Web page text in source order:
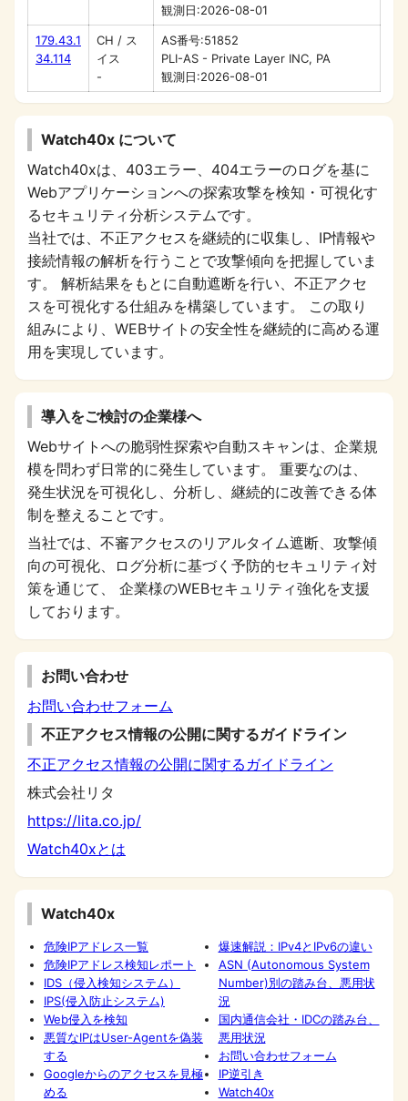
観測日:2026-08-01
179.43.1
34.114
CH / ス
イス
-
AS番号:51852
PLI-AS - Private Layer INC, PA
観測日:2026-08-01
Watch40x について
Watch40xは、403エラー、404エラーのログを基に
Webアプリケーションへの探索攻撃を検知・可視化す
るセキュリティ分析システムです。
当社では、不正アクセスを継続的に収集し、IP情報や
接続情報の解析を行うことで攻撃傾向を把握していま
す。 解析結果をもとに自動遮断を行い、不正アクセ
スを可視化する仕組みを構築しています。 この取り
組みにより、WEBサイトの安全性を継続的に高める運
用を実現しています。
導入をご検討の企業様へ
Webサイトへの脆弱性探索や自動スキャンは、企業規
模を問わず日常的に発生しています。 重要なのは、
発生状況を可視化し、分析し、継続的に改善できる体
制を整えることです。
当社では、不審アクセスのリアルタイム遮断、攻撃傾
向の可視化、ログ分析に基づく予防的セキュリティ対
策を通じて、 企業様のWEBセキュリティ強化を支援
しております。
お問い合わせ
お問い合わせフォーム
不正アクセス情報の公開に関するガイドライン
不正アクセス情報の公開に関するガイドライン
株式会社リタ
https://lita.co.jp/
Watch40xとは
Watch40x
危険IPアドレス一覧
危険IPアドレス検知レポート
IDS（侵入検知システム）
IPS(侵入防止システム)
Web侵入を検知
悪質なIPはUser-Agentを偽装
する
Googleからのアクセスを見極
める
爆速解説：IPv4とIPv6の違い
ASN (Autonomous System
Number)別の踏み台、悪用状
況
国内通信会社・IDCの踏み台、
悪用状況
お問い合わせフォーム
IP逆引き
Watch40x